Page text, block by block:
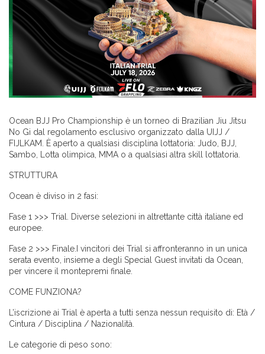
Ocean BJJ Pro Championship è un torneo di Brazilian Jiu Jitsu
No Gi dal regolamento esclusivo organizzato dalla UIJJ /
FIJLKAM. È aperto a qualsiasi disciplina lottatoria: Judo, BJJ,
Sambo, Lotta olimpica, MMA o a qualsiasi altra skill lottatoria.
STRUTTURA
Ocean è diviso in 2 fasi:
Fase 1 >>> Trial. Diverse selezioni in altrettante città italiane ed
europee.
Fase 2 >>> Finale.I vincitori dei Trial si affronteranno in un unica
serata evento, insieme a degli Special Guest invitati da Ocean,
per vincere il montepremi finale.
COME FUNZIONA?
L’iscrizione ai Trial è aperta a tutti senza nessun requisito di: Età /
Cintura / Disciplina / Nazionalità.
Le categorie di peso sono: